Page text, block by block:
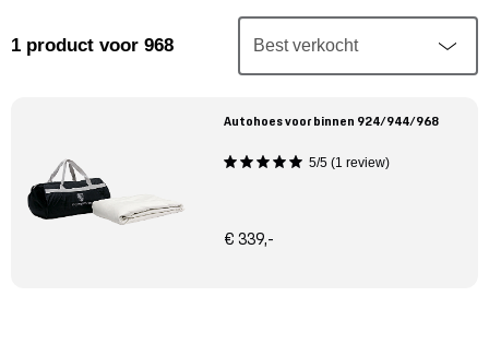
Mijn account
Meer Porsche
1 product voor 968
Autohoes voor binnen 924/944/968
5/5 (1 review)
€ 339,-